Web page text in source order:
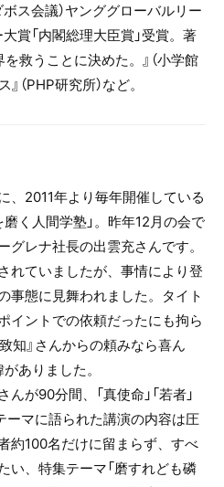
ス会議）ヤンググローバルリー
賞「内閣総理大臣賞」受賞。著
救うことに決めた。』（小学館
（PHP研究所）など。
、2011年より毎年開催している
く人間学塾」。昨年12月の会で
レナ社長の出雲充さんです。
れていましたが、事情により登
事態に見舞われました。タイト
イントでの依頼だったにも拘ら
知』さんからの頼みなら喜ん
ありました。
が90分間、「真使命」「若者」
ーマに語られた講演の内容は圧
約100名だけに留まらず、すべ
い、特集テーマ「磨すれども磷